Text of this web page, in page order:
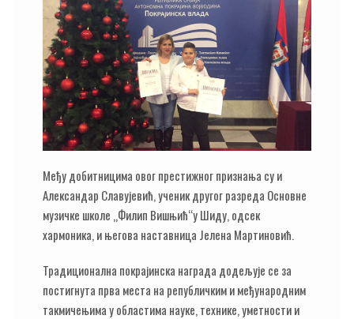
Међу добитницима овог престижног признања су и
Александар Славујевић, ученик другог разреда Основне
музичке школе „Филип Вишњић“у Шиду, одсек
хармоника, и његова наставница Јелена Мартиновић.
Традиционална покрајинска награда додељује се за
постигнута прва места на републичким и међународним
такмичењима у областима науке, технике, уметности и